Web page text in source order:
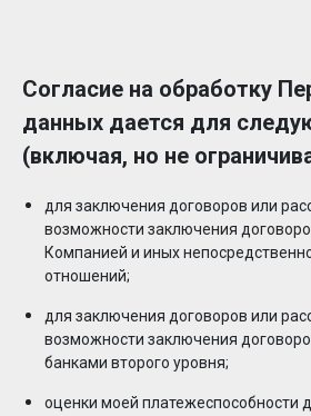
Согласие на обработку
данных дается для
(включая, но не
для заключения договоров или
возможности заключения
Компанией и иных
отношений;
для заключения договоров или
возможности заключения
банками второго уровня;
оценки моей платежеспособности